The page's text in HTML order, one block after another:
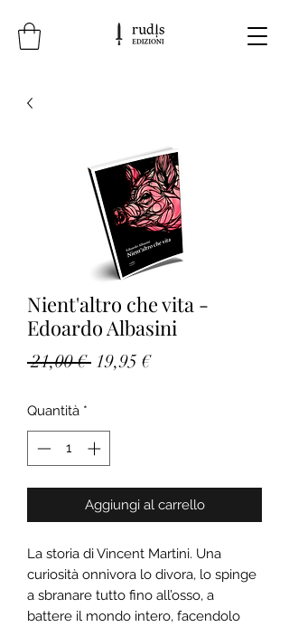
Nient'altro che vita -
Edoardo Albasini
21,00 € Prezzo
19,95 €Prezzo
Quantità *
Aggiungi al carrello
La storia di Vincent Martini. Una
curiosità onnivora lo divora, lo spinge
a sbranare tutto fino all’osso, a
battere il mondo intero, facendolo